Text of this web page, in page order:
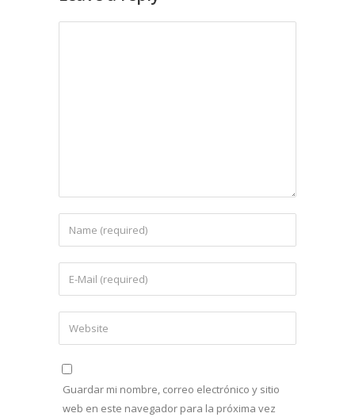
Guardar mi nombre, correo electrónico y sitio
web en este navegador para la próxima vez